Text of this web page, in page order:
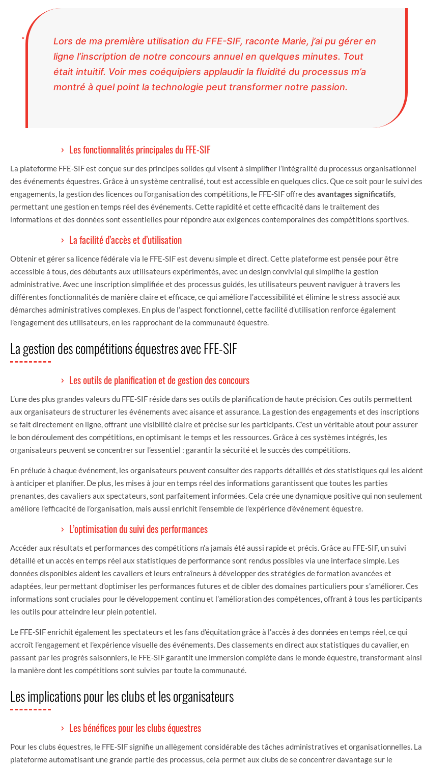
Lors de ma première utilisation du FFE-SIF, raconte Marie, j’ai pu gérer en
ligne l’inscription de notre concours annuel en quelques minutes. Tout
était intuitif. Voir mes coéquipiers applaudir la fluidité du processus m’a
montré à quel point la technologie peut transformer notre passion.
Les fonctionnalités principales du FFE-SIF
La plateforme FFE-SIF est conçue sur des principes solides qui visent à simplifier l’intégralité du processus organisationnel
des événements équestres. Grâce à un système centralisé, tout est accessible en quelques clics. Que ce soit pour le suivi des
engagements, la gestion des licences ou l’organisation des compétitions, le FFE-SIF offre des avantages significatifs
permettant une gestion en temps réel des événements. Cette rapidité et cette efficacité dans le traitement des
informations et des données sont essentielles pour répondre aux exigences contemporaines des compétitions sportives.
La facilité d’accès et d’utilisation
Obtenir et gérer sa licence fédérale via le FFE-SIF est devenu simple et direct. Cette plateforme est pensée pour être
accessible à tous, des débutants aux utilisateurs expérimentés, avec un design convivial qui simplifie la gestion
administrative. Avec une inscription simplifiée et des processus guidés, les utilisateurs peuvent naviguer à travers les
différentes fonctionnalités de manière claire et efficace, ce qui améliore l’accessibilité et élimine le stress associé aux
démarches administratives complexes. En plus de l’aspect fonctionnel, cette facilité d’utilisation renforce également
l’engagement des utilisateurs, en les rapprochant de la communauté équestre.
La gestion des compétitions équestres avec FFE-SIF
Les outils de planification et de gestion des concours
L’une des plus grandes valeurs du FFE-SIF réside dans ses outils de planification de haute précision. Ces outils permettent
aux organisateurs de structurer les événements avec aisance et assurance. La gestion des engagements et des inscriptions
se fait directement en ligne, offrant une visibilité claire et précise sur les participants. C’est un véritable atout pour assurer
le bon déroulement des compétitions, en optimisant le temps et les ressources. Grâce à ces systèmes intégrés, les
organisateurs peuvent se concentrer sur l’essentiel : garantir la sécurité et le succès des compétitions.
En prélude à chaque événement, les organisateurs peuvent consulter des rapports détaillés et des statistiques qui les aident
à anticiper et planifier. De plus, les mises à jour en temps réel des informations garantissent que toutes les parties
prenantes, des cavaliers aux spectateurs, sont parfaitement informées. Cela crée une dynamique positive qui non seulement
améliore l’efficacité de l’organisation, mais aussi enrichit l’ensemble de l’expérience d’événement équestre.
L’optimisation du suivi des performances
Accéder aux résultats et performances des compétitions n’a jamais été aussi rapide et précis. Grâce au FFE-SIF, un suivi
détaillé et un accès en temps réel aux statistiques de performance sont rendus possibles via une interface simple. Les
données disponibles aident les cavaliers et leurs entraîneurs à développer des stratégies de formation avancées et
adaptées, leur permettant d’optimiser les performances futures et de cibler des domaines particuliers pour s’améliorer. Ces
informations sont cruciales pour le développement continu et l’amélioration des compétences, offrant à tous les participants
les outils pour atteindre leur plein potentiel.
Le FFE-SIF enrichit également les spectateurs et les fans d’équitation grâce à l’accès à des données en temps réel, ce qui
accroît l’engagement et l’expérience visuelle des événements. Des classements en direct aux statistiques du cavalier, en
passant par les progrès saisonniers, le FFE-SIF garantit une immersion complète dans le monde équestre, transformant ainsi
la manière dont les compétitions sont suivies par toute la communauté.
Les implications pour les clubs et les organisateurs
Les bénéfices pour les clubs équestres
Pour les clubs équestres, le FFE-SIF signifie un allègement considérable des tâches administratives et organisationnelles. La
plateforme automatisant une grande partie des processus, cela permet aux clubs de se concentrer davantage sur le